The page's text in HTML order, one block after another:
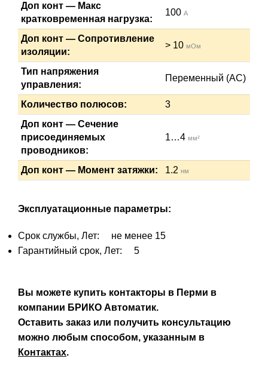
Доп конт — Макс
кратковременная нагрузка:
100 А
Доп конт — Сопротивление
изоляции:
> 10 мОм
Тип напряжения
управления:
Переменный (AC)
Количество полюсов:
3
Доп конт — Сечение
присоединяемых
проводников:
1…4 мм²
Доп конт — Момент затяжки: 1.2 нм
Эксплуатационные параметры:
Срок службы, Лет: не менее 15
Гарантийный срок, Лет: 5
Вы можете купить контакторы в Перми в
компании БРИКО Автоматик.
Оставить заказ или получить консультацию
можно любым способом, указанным в
Контактах.